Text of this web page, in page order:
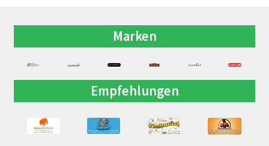
Marken
Empfehlungen